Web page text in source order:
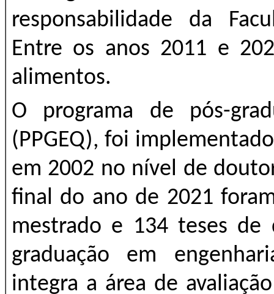
responsabilidade da
Entre os anos 2011 e
alimentos.
O programa de pós-
(PPGEQ), foi
em 2002 no nível de
final do ano de 2021
mestrado e 134 teses de
graduação em
integra a área de